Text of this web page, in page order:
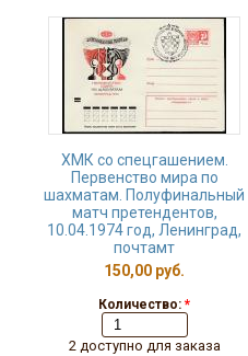
ХМК со спецгашением.
Первенство мира по
шахматам. Полуфинальный
матч претендентов,
10.04.1974 год, Ленинград,
почтамт
150,00 руб.
Количество: *
2 доступно для заказа